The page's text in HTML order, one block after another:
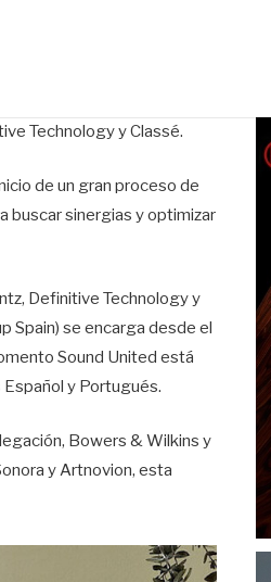
Technology y Classé.
de un gran proceso de
buscar sinergias y optimizar
Definitive Technology y
Spain) se encarga desde el
Sound United está
y Portugués.
Bowers & Wilkins y
y Artnovion, esta